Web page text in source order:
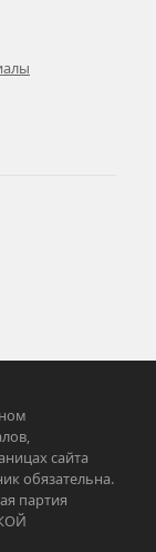
сайта
обязательна.
партия